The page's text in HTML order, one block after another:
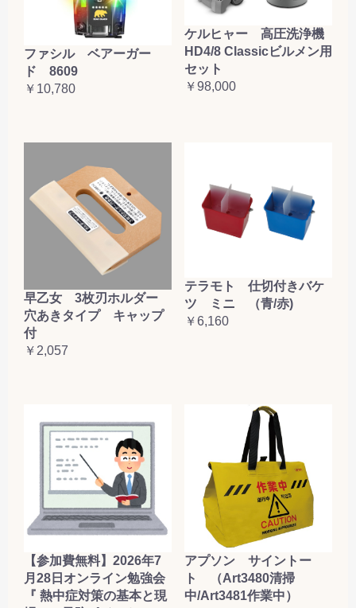
ファシル ベアーガー
ド 8609
￥10,780
ケルヒャー 高圧洗浄機
HD4/8 Classicビルメン用
セット
￥98,000
早乙女 3枚刃ホルダー
穴あきタイプ キャップ
付
￥2,057
テラモト 仕切付きバケ
ツ ミニ （青/赤)
￥6,160
【参加費無料】2026年7
月28日オンライン勉強会
『 熱中症対策の基本と現
アプソン サイントー
ト （Art3480清掃
中/Art3481作業中）